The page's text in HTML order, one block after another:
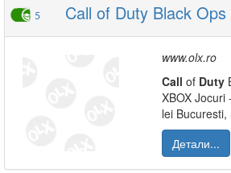
5 Call of Duty Black
www.olx.ro
Call of Duty
XBOX Jocuri
lei
Детали...